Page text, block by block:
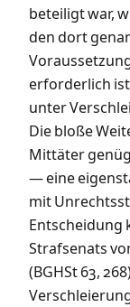
beteiligt war,
den dort
erforderlich
unter
Die bloße
Mittäter
— eine
mit
Entscheidung
Strafsenats
(BGHSt 63,